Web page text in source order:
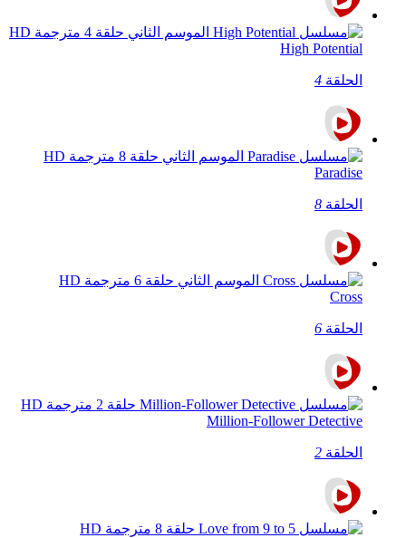
High Potential
الحلقة 4
Paradise
الحلقة 8
Cross
الحلقة 6
Million-Follower Detective
الحلقة 2